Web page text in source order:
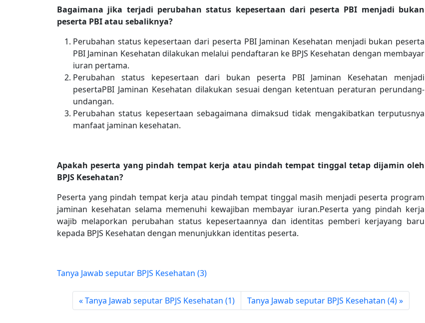
Bagaimana jika terjadi perubahan status kepesertaan dari peserta PBI menjadi bukan
peserta PBI atau sebaliknya?
Perubahan status kepesertaan dari peserta PBI Jaminan Kesehatan menjadi bukan peserta
PBI Jaminan Kesehatan dilakukan melalui pendaftaran ke BPJS Kesehatan dengan membayar
iuran pertama.
Perubahan status kepesertaan dari bukan peserta PBI Jaminan Kesehatan menjadi
pesertaPBI Jaminan Kesehatan dilakukan sesuai dengan ketentuan peraturan perundang-
undangan.
Perubahan status kepesertaan sebagaimana dimaksud tidak mengakibatkan terputusnya
manfaat jaminan kesehatan.
Apakah peserta yang pindah tempat kerja atau pindah tempat tinggal tetap dijamin oleh
BPJS Kesehatan?
Peserta yang pindah tempat kerja atau pindah tempat tinggal masih menjadi peserta program
jaminan kesehatan selama memenuhi kewajiban membayar iuran.Peserta yang pindah kerja
wajib melaporkan perubahan status kepesertaannya dan identitas pemberi kerjayang baru
kepada BPJS Kesehatan dengan menunjukkan identitas peserta.
Tanya Jawab seputar BPJS Kesehatan (3)
Tanya Jawab seputar BPJS Kesehatan (1) Tanya Jawab seputar BPJS Kesehatan (4)